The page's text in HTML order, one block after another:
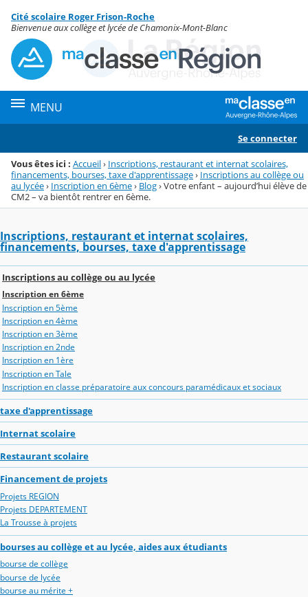
Menu de la rubrique
Contenu
Cité scolaire Roger Frison-Roche
Bienvenue aux collège et lycée de Chamonix-Mont-Blanc
MENU
Se connecter
Vous êtes ici : Accueil› Inscriptions, restaurant et internat scolaires,
financements, bourses, taxe d'apprentissage› Inscriptions au collège ou
au lycée› Inscription en 6ème› Blog›Votre enfant – aujourd’hui élève de
CM2 – va bientôt rentrer en 6ème.
Inscriptions, restaurant et internat scolaires,
financements, bourses, taxe d'apprentissage
Inscriptions au collège ou au lycée
Inscription en 6ème
Inscription en 5ème
Inscription en 4ème
Inscription en 3ème
Inscription en 2nde
Inscription en 1ère
Inscription en Tale
Inscription en classe préparatoire aux concours paramédicaux et sociaux
taxe d'apprentissage
Internat scolaire
Restaurant scolaire
Financement de projets
Projets REGION
Projets DEPARTEMENT
La Trousse à projets
bourses au collège et au lycée, aides aux étudiants
bourse de collège
bourse de lycée
bourse au mérite +